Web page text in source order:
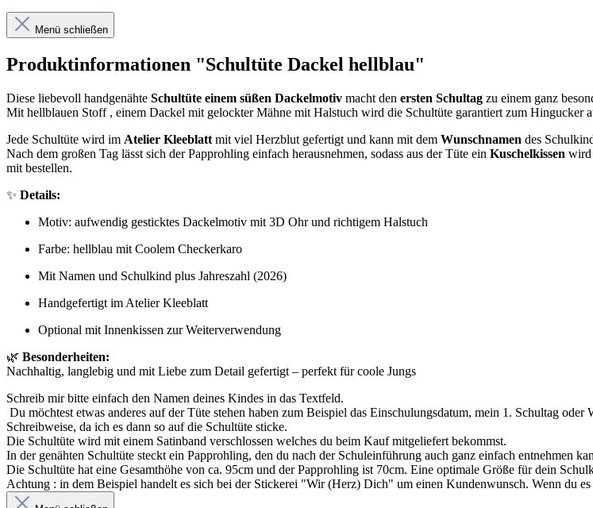
Menü schließen
Produktinformationen "Schultüte Dackel hellblau"
Diese liebevoll handgenähte Schultüte einem süßen Dackelmotiv macht den ersten Schultag zu einem ganz
Mit hellblauen Stoff , einem Dackel mit gelockter Mähne mit Halstuch wird die Schultüte garantiert zum Hingucker
Jede Schultüte wird im Atelier Kleeblatt mit viel Herzblut gefertigt und kann mit dem Wunschnamen des
Nach dem großen Tag lässt sich der Papprohling einfach herausnehmen, sodass aus der Tüte ein Kuschelkissen wird
mit bestellen.
✨ Details:
Motiv: aufwendig gesticktes Dackelmotiv mit 3D Ohr und richtigem Halstuch
Farbe: hellblau mit Coolem Checkerkaro
Mit Namen und Schulkind plus Jahreszahl (2026)
Handgefertigt im Atelier Kleeblatt
Optional mit Innenkissen zur Weiterverwendung
🌿 Besonderheiten:
Nachhaltig, langlebig und mit Liebe zum Detail gefertigt – perfekt für coole Jungs
Schreib mir bitte einfach den Namen deines Kindes in das Textfeld.
Du möchtest etwas anderes auf der Tüte stehen haben zum Beispiel das Einschulungsdatum, mein 1. Schultag
Schreibweise, da ich es dann so auf die Schultüte sticke.
Die Schultüte wird mit einem Satinband verschlossen welches du beim Kauf mitgeliefert bekommst.
In der genähten Schultüte steckt ein Papprohling, den du nach der Schuleinführung auch ganz einfach entnehmen
Die Schultüte hat eine Gesamthöhe von ca. 95cm und der Papprohling ist 70cm. Eine optimale Größe für dein
Achtung : in dem Beispiel handelt es sich bei der Stickerei "Wir (Herz) Dich" um einen Kundenwunsch. Wenn du